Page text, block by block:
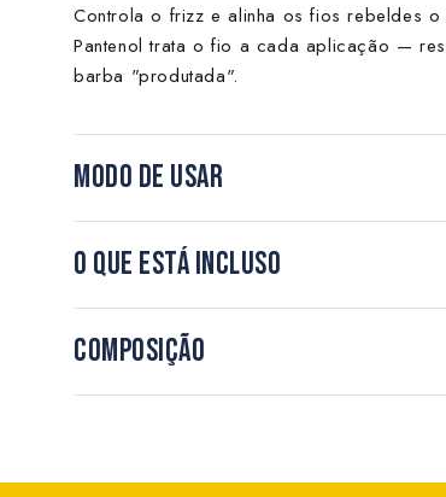
Controla o frizz e alinha os fios rebeldes
Pantenol trata o fio a cada aplicação —
barba "produtada".
MODO DE USAR
O QUE ESTÁ INCLUSO
COMPOSIÇÃO